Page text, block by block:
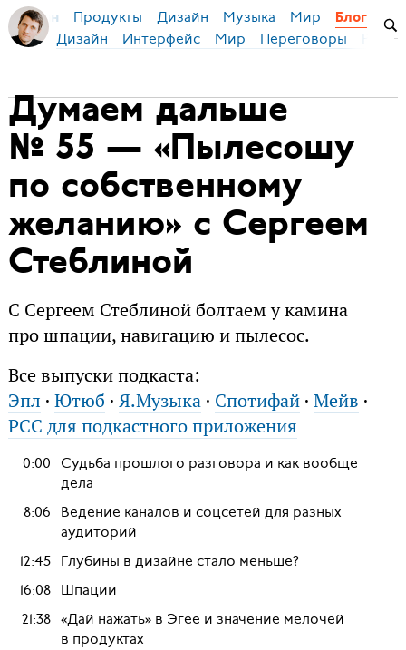
Бирман Продукты Дизайн Музыка Мир Блог
Дизайн Интерфейс Мир Переговоры
Думаем дальше
№ 55 — «Пылесошу
по собственному
желанию» с Сергеем
Стеблиной
С Сергеем Стеблиной болтаем у камина
про шпации, навигацию и пылесос.
Все выпуски подкаста:
Эпл · Ютюб · Я.Музыка· Спотифай· Мейв ·
РСС для подкастного приложения
0:00 Судьба прошлого разговора и как вообще
дела
8:06 Ведение каналов и соцсетей для разных
аудиторий
12:45 Глубины в дизайне стало меньше?
16:08 Шпации
21:38 «Дай нажать» в Эгее и значение мелочей
в продуктах